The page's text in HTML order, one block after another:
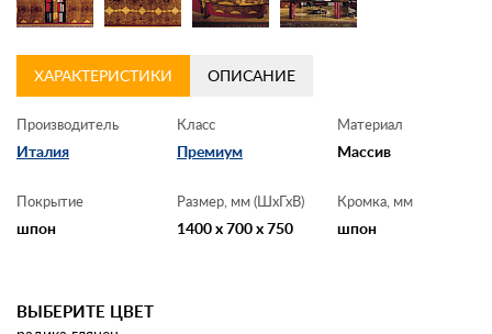
ХАРАКТЕРИСТИКИ ОПИСАНИЕ
Производитель
Италия
Класс
Премиум
Материал
Массив
Покрытие
шпон
Размер, мм (ШхГхВ)
1400 x 700 x 750
Кромка, мм
шпон
ВЫБЕРИТЕ ЦВЕТ